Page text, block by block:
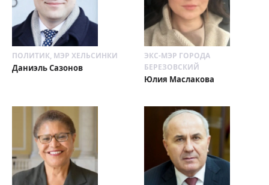
ПОЛИТИК, МЭР ХЕЛЬСИНКИ
Даниэль Сазонов
ЭКС-МЭР ГОРОДА
БЕРЕЗОВСКИЙ
Юлия Маслакова